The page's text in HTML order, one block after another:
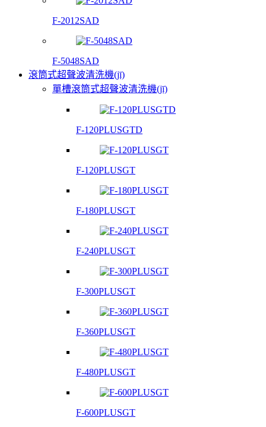
F-2012SAD
F-5048SAD
滾筒式超聲波清洗機(jī)
單槽滾筒式超聲波清洗機(jī)
F-120PLUSGTD
F-120PLUSGT
F-180PLUSGT
F-240PLUSGT
F-300PLUSGT
F-360PLUSGT
F-480PLUSGT
F-600PLUSGT